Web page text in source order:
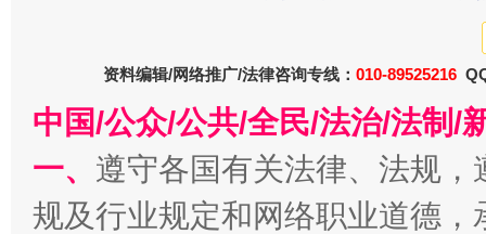
资料编辑/网络推广/法律咨询专线： 010-89525216
中国/公众/公共/全民/法治/法制/
一、 遵守各国有关法律、法规
规及行业规定和网络职业道德